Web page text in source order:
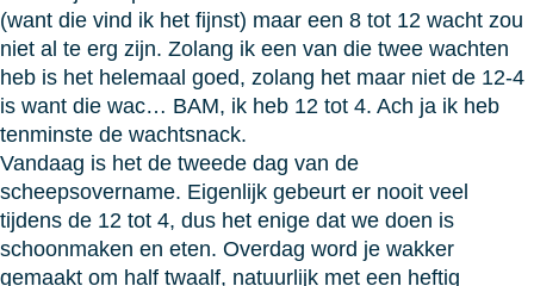
(want die vind ik het fijnst) maar een 8 tot 12 wacht zou
niet al te erg zijn. Zolang ik een van die twee wachten
heb is het helemaal goed, zolang het maar niet de 12-4
is want die wac… BAM, ik heb 12 tot 4. Ach ja ik heb
tenminste de wachtsnack.
Vandaag is het de tweede dag van de
scheepsovername. Eigenlijk gebeurt er nooit veel
tijdens de 12 tot 4, dus het enige dat we doen is
schoonmaken en eten. Overdag word je wakker
gemaakt om half twaalf, natuurlijk met een heftig